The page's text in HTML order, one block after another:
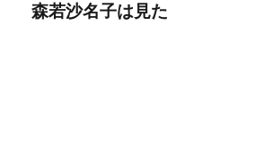
森若沙名子は見た